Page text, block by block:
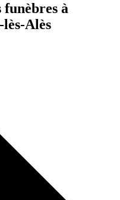
funèbres à
Alès